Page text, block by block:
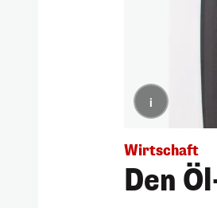
i
Wirtschaft
Den